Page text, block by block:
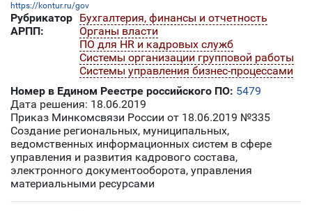
https://kontur.ru/gov
Рубрикатор
АРПП:
Бухгалтерия, финансы и отчетность
Органы власти
ПО для HR и кадровых служб
Системы организации групповой работы
Системы управления бизнес-процессами
Номер в Едином Реестре российского ПО: 5479
Дата решения: 18.06.2019
Приказ Минкомсвязи России от 18.06.2019 №335
Создание региональных, муниципальных,
ведомственных информационных систем в сфере
управления и развития кадрового состава,
электронного документооборота, управления
материальными ресурсами